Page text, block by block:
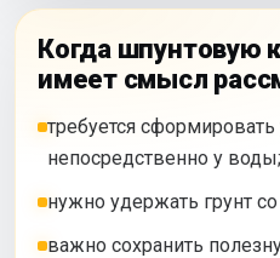
Когда шпунтовую
имеет смысл
требуется
непосредственно у воды;
нужно удержать грунт
важно сохранить